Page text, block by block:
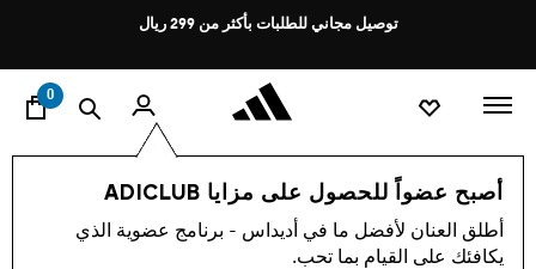
Pause
rotation
توصيل مجاني للطلبات بأكثر من 299 ريال
0
أصبح عضواً للحصول على مزايا ADICLUB
أطلق العنان لأفضل ما في أديداس - برنامج عضوية الذي
يكافئك على القيام بما تحب.
اسلوب حياة العلامات التجارية
الرجال · حقائب·
ملحقات Y3